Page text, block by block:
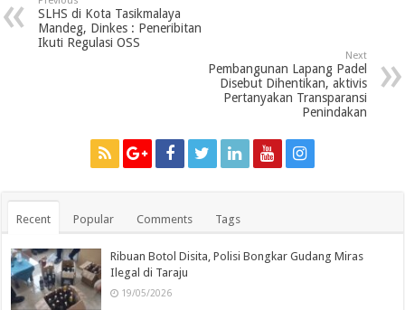
SLHS di Kota Tasikmalaya
Mandeg, Dinkes : Peneribitan
Ikuti Regulasi OSS
Next
Pembangunan Lapang Padel
Disebut Dihentikan, aktivis
Pertanyakan Transparansi
Penindakan
Recent Popular Comments Tags
Ribuan Botol Disita, Polisi Bongkar Gudang Miras
Ilegal di Taraju
19/05/2026